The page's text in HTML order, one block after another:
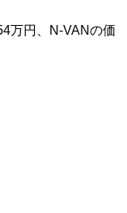
万円、N-VANの価